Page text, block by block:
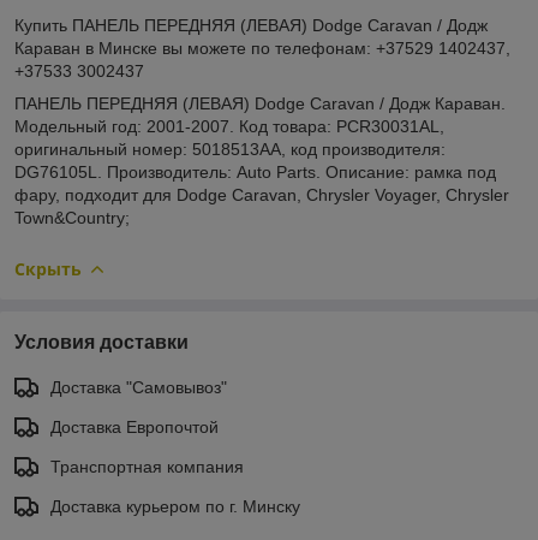
Купить ПАНЕЛЬ ПЕРЕДНЯЯ (ЛЕВАЯ) Dodge Caravan / Додж
Караван в Минске вы можете по телефонам: +37529 1402437,
+37533 3002437
ПАНЕЛЬ ПЕРЕДНЯЯ (ЛЕВАЯ) Dodge Caravan / Додж Караван.
Модельный год: 2001-2007. Код товара: PCR30031AL,
оригинальный номер: 5018513AA, код производителя:
DG76105L. Производитель: Auto Parts. Описание: рамка под
фару, подходит для Dodge Caravan, Chrysler Voyager, Chrysler
Town&Country;
Скрыть
Условия доставки
Доставка "Самовывоз"
Доставка Европочтой
Транспортная компания
Доставка курьером по г. Минску